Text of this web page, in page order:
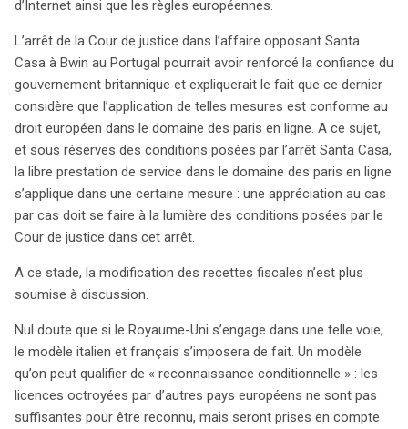
d’Internet ainsi que les règles européennes.
L’arrêt de la Cour de justice dans l’affaire opposant Santa
Casa à Bwin au Portugal pourrait avoir renforcé la confiance du
gouvernement britannique et expliquerait le fait que ce dernier
considère que l’application de telles mesures est conforme au
droit européen dans le domaine des paris en ligne. A ce sujet,
et sous réserves des conditions posées par l’arrêt Santa Casa,
la libre prestation de service dans le domaine des paris en ligne
s’applique dans une certaine mesure : une appréciation au cas
par cas doit se faire à la lumière des conditions posées par le
Cour de justice dans cet arrêt.
A ce stade, la modification des recettes fiscales n’est plus
soumise à discussion.
Nul doute que si le Royaume-Uni s’engage dans une telle voie,
le modèle italien et français s’imposera de fait. Un modèle
qu’on peut qualifier de « reconnaissance conditionnelle » : les
licences octroyées par d’autres pays européens ne sont pas
suffisantes pour être reconnu, mais seront prises en compte